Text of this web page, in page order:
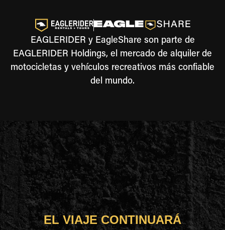
EAGLERIDER y EagleShare son parte de
EAGLERIDER Holdings, el mercado de alquiler de
motocicletas y vehículos recreativos más confiable
del mundo.
EL VIAJE CONTINUARÁ